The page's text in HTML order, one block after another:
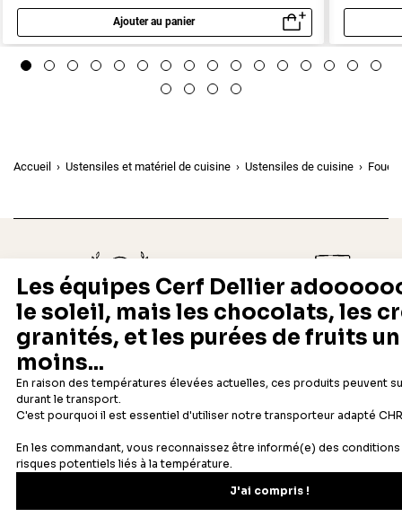
Ajouter au panier
Aperçu rapide
Accueil Ustensiles et matériel de cuisine Ustensiles de cuisine
Depuis 1932
Fabricant français reconnu
Livraison rapide 24/48h
Offerte dès 69 € en point
Newsletter
Recevez les recettes, astuces et offres spéciales.